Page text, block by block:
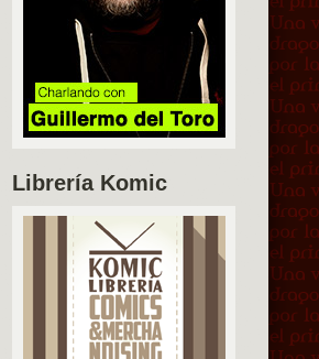
Librería Komic